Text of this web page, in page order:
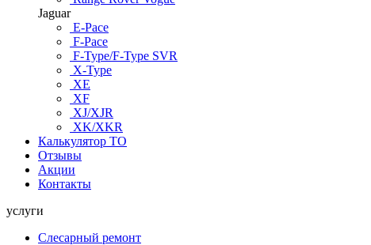
Jaguar
E-Pace
F-Pace
F-Type/F-Type SVR
X-Type
XE
XF
XJ/XJR
XK/XKR
Калькулятор ТО
Отзывы
Акции
Контакты
услуги
Слесарный ремонт